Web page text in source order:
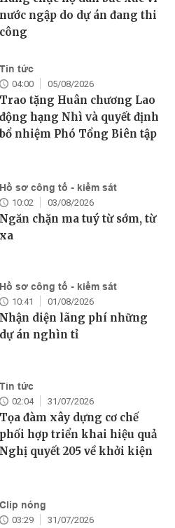
nước ngập do dự án đang thi
công
Tin tức
04:00 05/08/2026
Trao tặng Huân chương Lao
động hạng Nhì và quyết định
bổ nhiệm Phó Tổng Biên tập
Hồ sơ công tố - kiểm sát
10:02 03/08/2026
Ngăn chặn ma tuý từ sớm, từ
xa
Hồ sơ công tố - kiểm sát
10:41 01/08/2026
Nhận diện lãng phí những
dự án nghìn tỉ
Tin tức
02:04 31/07/2026
Tọa đàm xây dựng cơ chế
phối hợp triển khai hiệu quả
Nghị quyết 205 về khởi kiện
Clip nóng
03:29 31/07/2026